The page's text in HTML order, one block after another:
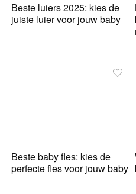
Beste luiers 2025: kies de
juiste luier voor jouw baby
Beste baby fles: kies de
perfecte fles voor jouw baby